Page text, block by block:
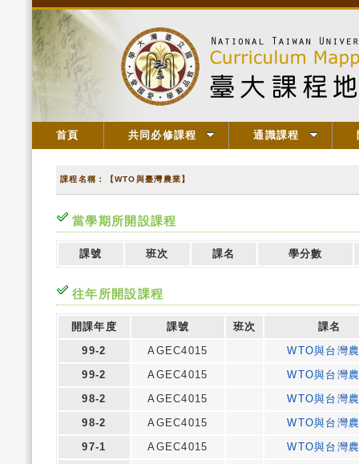
首頁 共同必修課程 通識課程
課程名稱：【WTO與臺灣農業】
當學期所開設課程
課號 班次 課名 學分數
往年所開設課程
開課年度 課號 班次
課名
99-2
AGEC4015
WTO與台灣
99-2
AGEC4015
WTO與台灣
98-2
AGEC4015
WTO與台灣
98-2
AGEC4015
WTO與台灣
97-1
AGEC4015
WTO與台灣